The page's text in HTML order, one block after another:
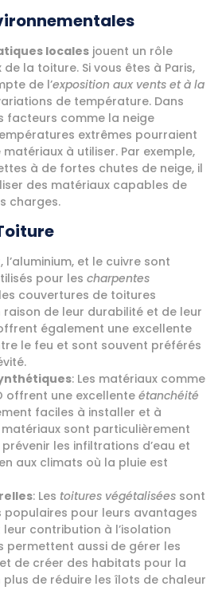
locales jouent un rôle
la toiture. Si vous êtes à Paris,
de l’exposition aux vents et à la
de température. Dans
facteurs comme la neige
extrêmes pourraient
à utiliser. Par exemple,
à de fortes chutes de neige, il
des matériaux capables de
charges.
l’aluminium, et le cuivre sont
pour les charpentes
couvertures de toitures
raison de leur durabilité et de leur
également une excellente
le feu et sont souvent préférés
: Les matériaux comme
offrent une excellente étanchéité
faciles à installer et à
sont particulièrement
les infiltrations d’eau et
aux climats où la pluie est
: Les toitures végétalisées sont
populaires pour leurs avantages
contribution à l’isolation
permettent aussi de gérer les
de créer des habitats pour la
plus de réduire les îlots de chaleur